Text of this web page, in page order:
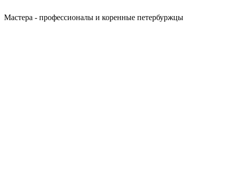
Мастера - профессионалы и коренные петербуржцы